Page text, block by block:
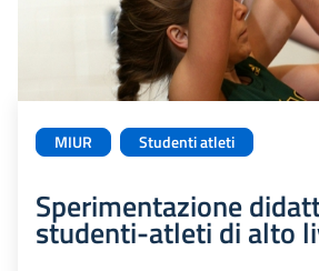
MIUR Studenti atleti
Sperimentazione
studenti-atleti di alto